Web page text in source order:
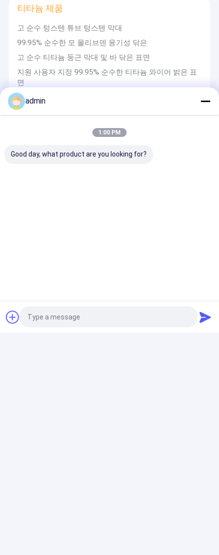
티타늄 제품
고 순수 텅스텐 튜브 텅스텐 막대
99.95% 순수한 모 몰리브덴 융기성 닦은
고 순수 티타늄 둥근 막대 및 바 닦은 표면
지원 사용자 지정 99.95% 순수한 티타늄 와이어 밝은 표
면
격
admin
1:00 PM
Good day, what product are you looking for?